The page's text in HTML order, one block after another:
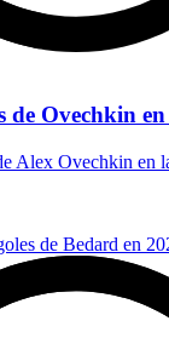
de Ovechkin
Alex Ovechkin en